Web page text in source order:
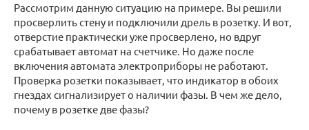
Рассмотрим данную ситуацию на примере. Вы решили
просверлить стену и подключили дрель в розетку. И вот,
отверстие практически уже просверлено, но вдруг
срабатывает автомат на счетчике. Но даже после
включения автомата электроприборы не работают.
Проверка розетки показывает, что индикатор в обоих
гнездах сигнализирует о наличии фазы. В чем же дело,
почему в розетке две фазы?